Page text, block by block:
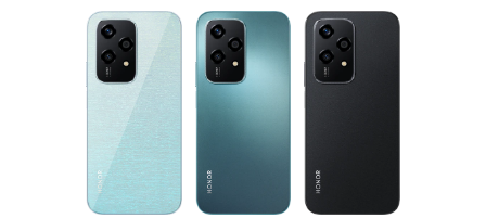
Colores